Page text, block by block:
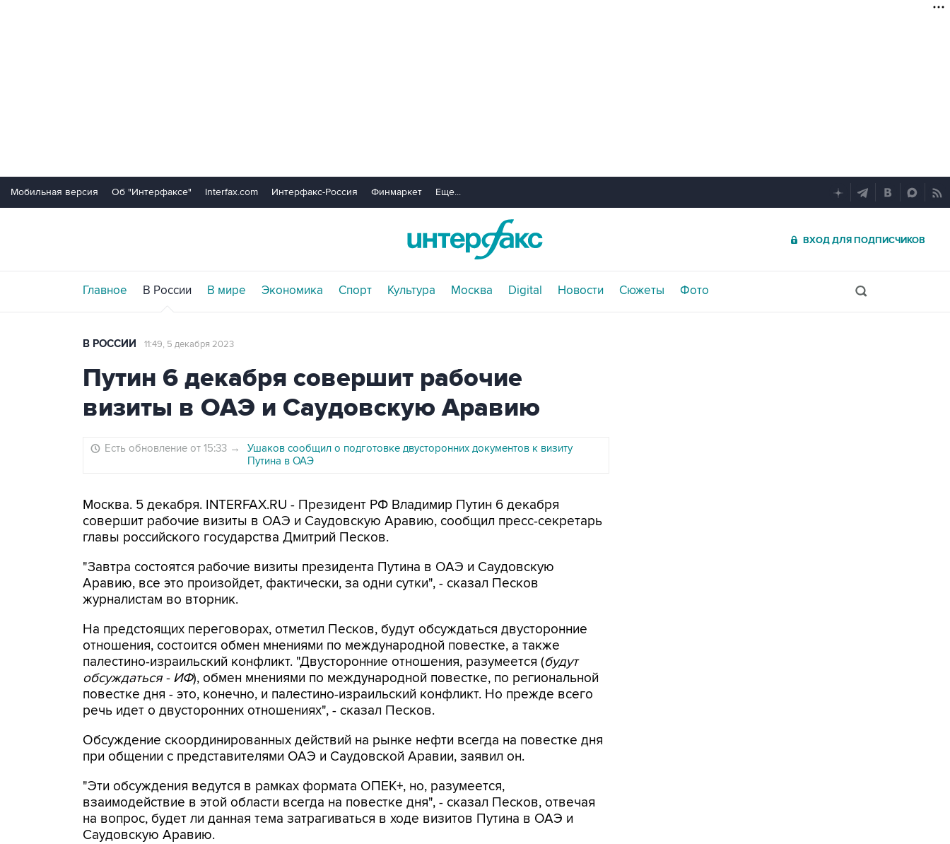
Мобильная версия Об "Интерфаксе" Interfax.com Интерфакс-Россия Финмаркет Еще...
ВХОД ДЛЯ ПОДПИСЧИКОВ
Главное В России В мире Экономика Спорт Культура Москва Digital Новости Сюжеты Фото
В РОССИИ 11:49, 5 декабря 2023
Путин 6 декабря совершит рабочие
визиты в ОАЭ и Саудовскую Аравию
Есть обновление от 15:33 →
Ушаков сообщил о подготовке двусторонних документов к визиту
Путина в ОАЭ
Москва. 5 декабря. INTERFAX.RU - Президент РФ Владимир Путин 6 декабря
совершит рабочие визиты в ОАЭ и Саудовскую Аравию, сообщил пресс-секретарь
главы российского государства Дмитрий Песков.
"Завтра состоятся рабочие визиты президента Путина в ОАЭ и Саудовскую
Аравию, все это произойдет, фактически, за одни сутки", - сказал Песков
журналистам во вторник.
На предстоящих переговорах, отметил Песков, будут обсуждаться двусторонние
отношения, состоится обмен мнениями по международной повестке, а также
палестино-израильский конфликт. "Двусторонние отношения, разумеется (будут
обсуждаться - ИФ), обмен мнениями по международной повестке, по региональной
повестке дня - это, конечно, и палестино-израильский конфликт. Но прежде всего
речь идет о двусторонних отношениях", - сказал Песков.
Обсуждение скоординированных действий на рынке нефти всегда на повестке дня
при общении с представителями ОАЭ и Саудовской Аравии, заявил он.
"Эти обсуждения ведутся в рамках формата ОПЕК+, но, разумеется,
взаимодействие в этой области всегда на повестке дня", - сказал Песков, отвечая
на вопрос, будет ли данная тема затрагиваться в ходе визитов Путина в ОАЭ и
Саудовскую Аравию.